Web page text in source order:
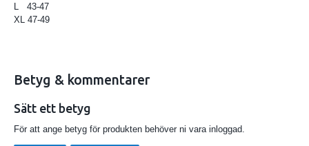
L 43-47
XL 47-49
Betyg & kommentarer
Sätt ett betyg
För att ange betyg för produkten behöver ni vara inloggad.